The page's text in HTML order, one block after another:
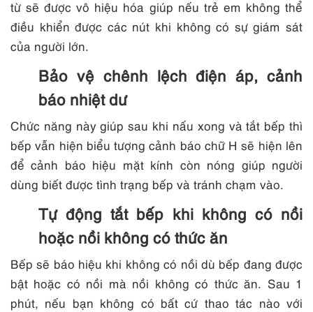
từ sẽ được vô hiệu hóa giúp nếu trẻ em không thể
điều khiển được các nút khi không có sự giám sát
của người lớn.
Bảo vệ chênh lệch điện áp, cảnh
báo nhiệt dư
Chức năng này giúp sau khi nấu xong và tắt bếp thì
bếp vẫn hiện biểu tượng cảnh báo chữ H sẽ hiện lên
để cảnh báo hiệu mặt kính còn nóng giúp người
dùng biết được tình trạng bếp và tránh chạm vào.
Tự động tắt bếp khi không có nồi
hoặc nồi không có thức ăn
Bếp sẽ báo hiệu khi không có nồi dù bếp đang được
bật hoặc có nồi mà nồi không có thức ăn. Sau 1
phút, nếu bạn không có bất cứ thao tác nào với